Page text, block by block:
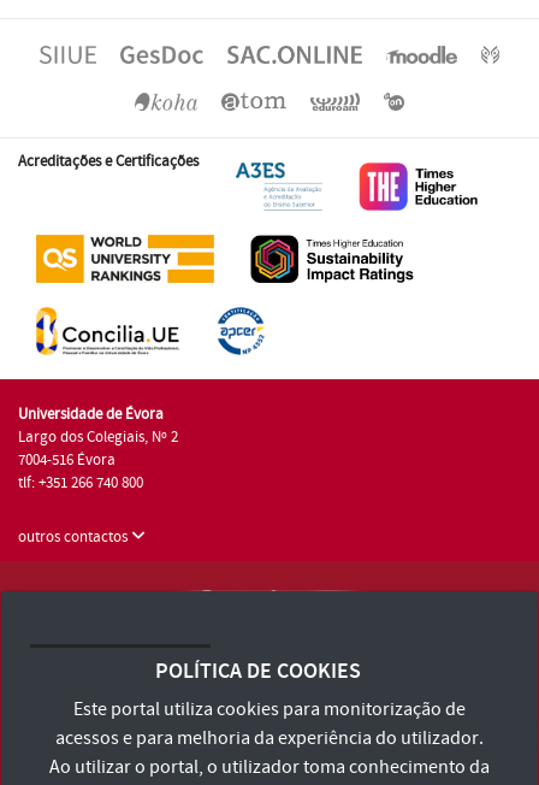
Acreditações e Certificações
Universidade de Évora
Largo dos Colegiais, Nº 2
7004-516 Évora
tlf: +351 266 740 800
outros contactos
Consulte os Termos e Condições e Política de Privacidade
Declaração de Acessibilidade
POLÍTICA DE COOKIES
Este portal utiliza cookies para monitorização de
acessos e para melhoria da experiência do utilizador.
Ao utilizar o portal, o utilizador toma conhecimento da